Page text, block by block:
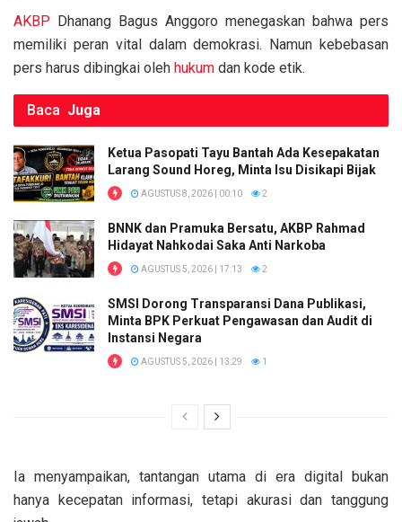
AKBP Dhanang Bagus Anggoro menegaskan bahwa pers
memiliki peran vital dalam demokrasi. Namun kebebasan
pers harus dibingkai oleh hukum dan kode etik.
Baca Juga
Ketua Pasopati Tayu Bantah Ada Kesepakatan
Larang Sound Horeg, Minta Isu Disikapi Bijak
AGUSTUS 8, 2026 | 00:10 2
BNNK dan Pramuka Bersatu, AKBP Rahmad
Hidayat Nahkodai Saka Anti Narkoba
AGUSTUS 5, 2026 | 17:13 2
SMSI Dorong Transparansi Dana Publikasi,
Minta BPK Perkuat Pengawasan dan Audit di
Instansi Negara
AGUSTUS 5, 2026 | 13:29 1
Ia menyampaikan, tantangan utama di era digital bukan
hanya kecepatan informasi, tetapi akurasi dan tanggung